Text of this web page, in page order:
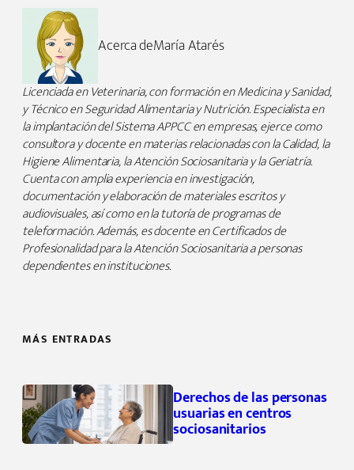
Acerca deMaría Atarés
Licenciada en Veterinaria, con formación en Medicina y Sanidad,
y Técnico en Seguridad Alimentaria y Nutrición. Especialista en
la implantación del Sistema APPCC en empresas, ejerce como
consultora y docente en materias relacionadas con la Calidad, la
Higiene Alimentaria, la Atención Sociosanitaria y la Geriatría.
Cuenta con amplia experiencia en investigación,
documentación y elaboración de materiales escritos y
audiovisuales, así como en la tutoría de programas de
teleformación. Además, es docente en Certificados de
Profesionalidad para la Atención Sociosanitaria a personas
dependientes en instituciones.
MÁS ENTRADAS
Derechos de las personas
usuarias en centros
sociosanitarios